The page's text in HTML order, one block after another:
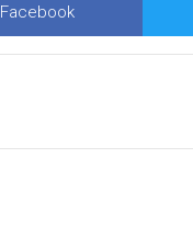
Facebook